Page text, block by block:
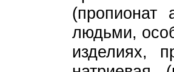
(пропионат
людьми,
изделиях,